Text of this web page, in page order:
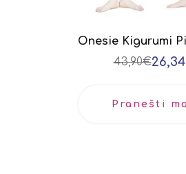
Onesie Kigurumi
43,90€
Pranešti